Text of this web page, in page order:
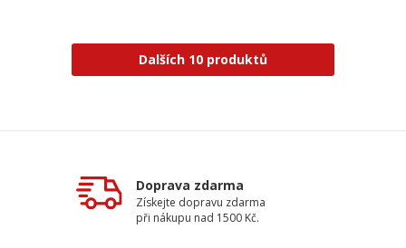
Dalších 10 produktů
Doprava zdarma
Získejte dopravu zdarma
při nákupu nad 1500 Kč.